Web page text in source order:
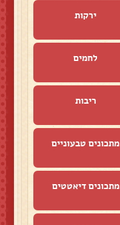
ירקות
לחמים
ריבות
מתכונים טבעוניים
מתכונים דיאטטים